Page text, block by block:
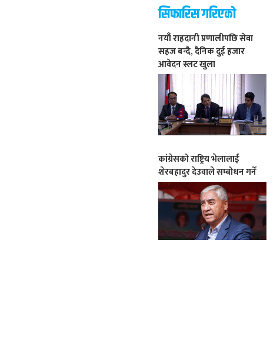
सिफारिस गरिएको
नयाँ राहदानी प्रणालीपछि सेवा
सहज बन्दै, दैनिक दुई हजार
आवेदन स्लट खुला
कांग्रेसको राष्ट्रिय भेलालाई
शेरबहादुर देउवाले सम्बोधन गर्ने